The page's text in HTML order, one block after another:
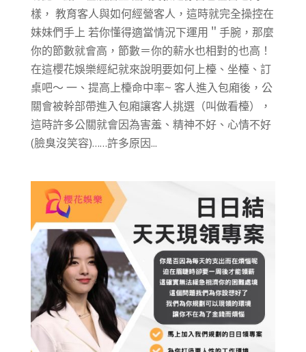
樣， 教育客人與如何經營客人，這時就完全操控在
妹妹們手上 若你懂得適當情況下運用＂手腕，那麼
你的節數就會高，節數＝你的薪水也相對的也高！
在這櫻花娛樂經紀就來說明要如何上檯、坐檯、訂
桌吧～ 一、提高上檯命中率~ 客人進入包廂後，公
關會被幹部帶進入包廂讓客人挑選（叫做看檯），
這時許多公關就會因為害羞、精神不好、心情不好
(臉臭沒笑容)……許多原因...